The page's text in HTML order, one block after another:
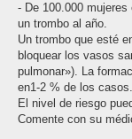
- De 100.000 mujeres
un trombo al año.
Un trombo que esté
bloquear los vasos
pulmonar»). La
en1-2 % de los casos.
El nivel de riesgo
Comente con su